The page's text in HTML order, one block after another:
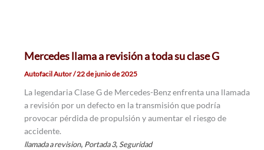
Mercedes llama a revisión a toda su clase G
Autofacil Autor/22 de junio de 2025
La legendaria Clase G de Mercedes-Benz enfrenta una llamada
a revisión por un defecto en la transmisión que podría
provocar pérdida de propulsión y aumentar el riesgo de
accidente.
llamada a revision, Portada 3, Seguridad